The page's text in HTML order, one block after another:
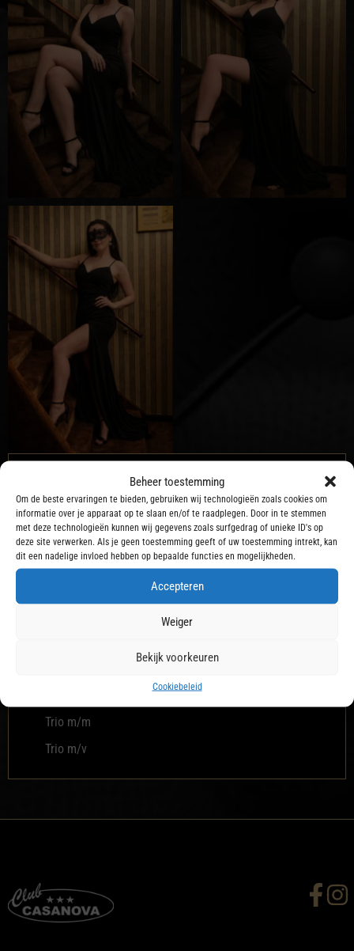
Beheer toestemming
Om de beste ervaringen te bieden, gebruiken wij technologieën zoals cookies om
informatie over je apparaat op te slaan en/of te raadplegen. Door in te stemmen
met deze technologieën kunnen wij gegevens zoals surfgedrag of unieke ID's op
deze site verwerken. Als je geen toestemming geeft of uw toestemming intrekt, kan
dit een nadelige invloed hebben op bepaalde functies en mogelijkheden.
Accepteren
Weiger
Bekijk voorkeuren
Cookiebeleid
Mogelijkheden
Anaal bij klant
Beffen
Biseks
Speciale kledingverzoeken
Trio m/m
Trio m/v